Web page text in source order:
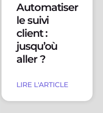
Automatiser
le suivi
client :
jusqu’où
aller ?
LIRE L'ARTICLE